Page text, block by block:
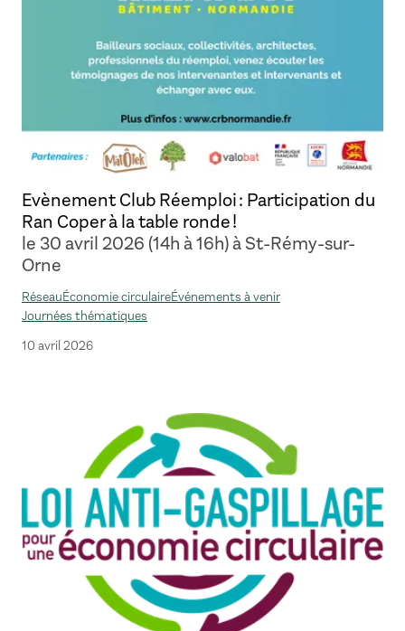
Evènement Club Réemploi : Participation du
Ran Coper à la table ronde !
le 30 avril 2026 (14h à 16h) à St-Rémy-sur-
Orne
RéseauÉconomie circulaireÉvénements à venir
Journées thématiques
10 avril 2026